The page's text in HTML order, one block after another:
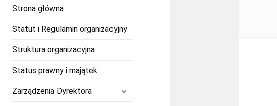
białym zółtym
Strona główna
Statut i Regulamin organizacyjny
Struktura organizacyjna
Status prawny i majątek
Zarządzenia Dyrektora
rozwiń
menu